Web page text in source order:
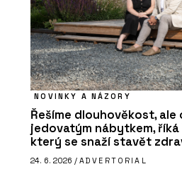
NOVINKY A NÁZORY
Řešíme dlouhověkost, ale
jedovatým nábytkem,
který se snaží stavět
24. 6. 2026 / ADVERTORIAL